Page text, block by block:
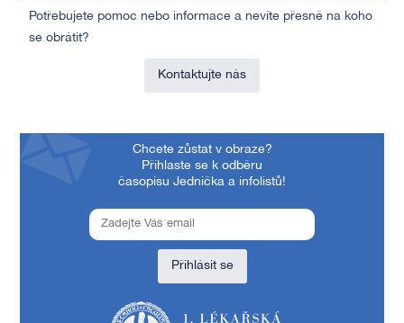
Potřebujete pomoc nebo informace a nevíte přesně na koho
se obrátit?
Kontaktujte nás
Chcete zůstat v obraze?
Přihlaste se k odběru
časopisu Jednička a infolistů!
Přihlásit se